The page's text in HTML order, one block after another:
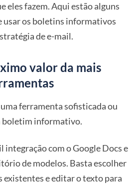
eles fazem. Aqui estão alguns
usar os boletins informativos
de e-mail.
valor da mais
ferramenta sofisticada ou
boletim informativo.
integração com o Google Docs e
de modelos. Basta escolher
existentes e editar o texto para